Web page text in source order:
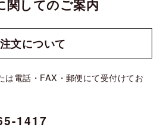
関してのご案内
文について
は電話・FAX・郵便にて受付けてお
1417